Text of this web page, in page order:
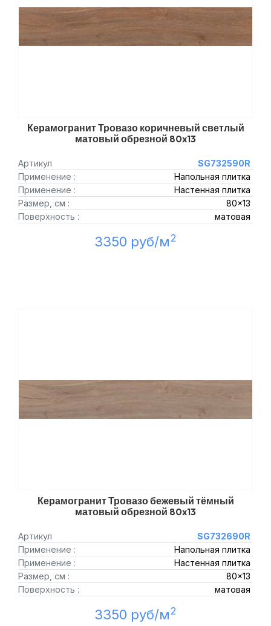
Керамогранит Тровазо коричневый светлый
матовый обрезной 80x13
Артикул
SG732590R
Применение :
Напольная плитка
Применение :
Настенная плитка
Размер, см :
80x13
Поверхность :
матовая
3350 руб/м2
Керамогранит Тровазо бежевый тёмный
матовый обрезной 80x13
Артикул
SG732690R
Применение :
Напольная плитка
Применение :
Настенная плитка
Размер, см :
80x13
Поверхность :
матовая
3350 руб/м2